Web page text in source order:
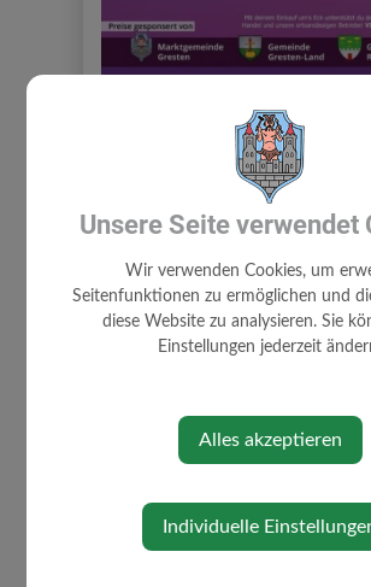
Unsere Seite verwendet
Wir verwenden Cookies, um
Seitenfunktionen zu ermöglichen und
diese Website zu analysieren. Sie
Einstellungen jederzeit
Alles akzeptieren
Individuelle